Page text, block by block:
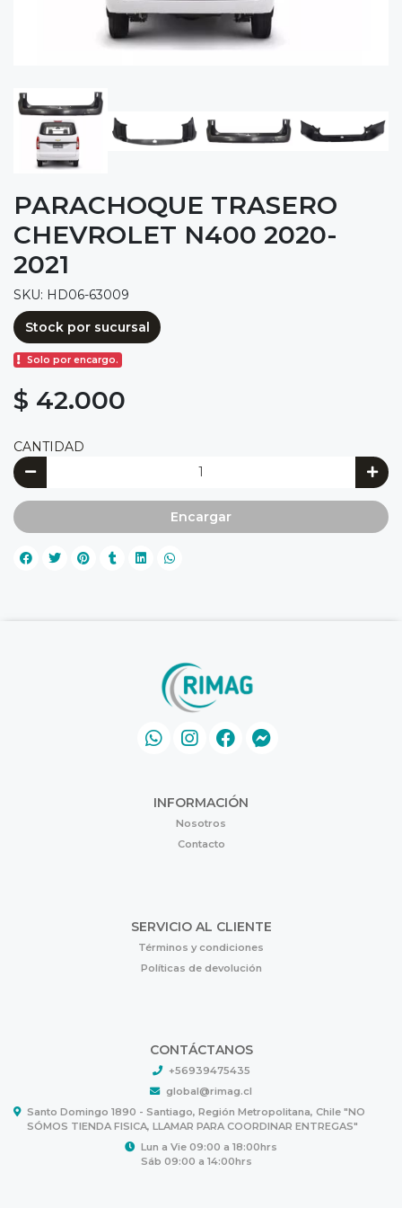
PARACHOQUE TRASERO
CHEVROLET N400 2020-
2021
SKU: HD06-63009
Stock por sucursal
Solo por encargo.
$ 42.000
CANTIDAD
Encargar
INFORMACIÓN
Nosotros
Contacto
SERVICIO AL CLIENTE
Términos y condiciones
Políticas de devolución
CONTÁCTANOS
+56939475435
global@rimag.cl
Santo Domingo 1890 - Santiago, Región Metropolitana, Chile "NO
SÓMOS TIENDA FISICA, LLAMAR PARA COORDINAR ENTREGAS"
Lun a Vie 09:00 a 18:00hrs
Sáb 09:00 a 14:00hrs